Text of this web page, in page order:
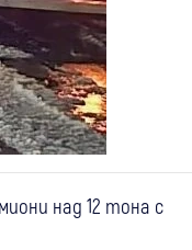
над 12 тона с